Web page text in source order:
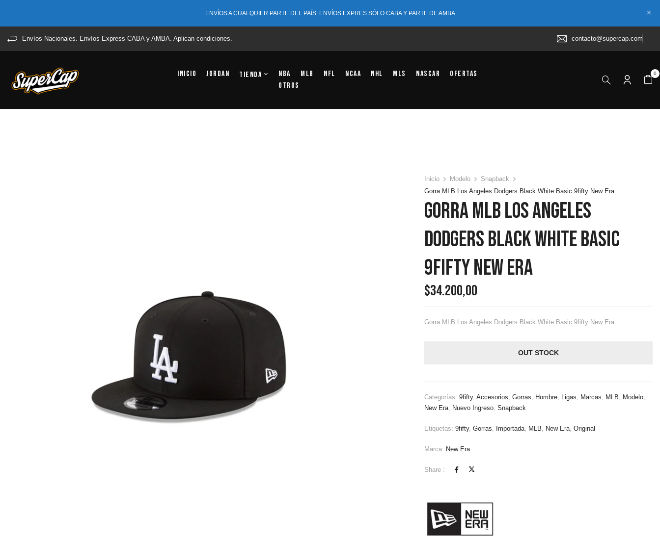
ENVÍOS A CUALQUIER PARTE DEL PAÍS. ENVÍOS EXPRES SÓLO CABA Y PARTE DE AMBA
Envíos Nacionales. Envíos Express CABA y AMBA. Aplican condiciones. contacto@supercap.com
Inicio Jordan Tienda NBA MLB NFL NCAA NHL MLS NASCAR
Ofertas
OTROS
0
Inicio Modelo
Snapback
Gorra MLB Los Angeles Dodgers Black White Basic 9fifty New Era
Gorra MLB Los Angeles
Dodgers Black White Basic
9fifty New Era
$34.200,00
Gorra MLB Los Angeles Dodgers Black White Basic 9fifty New Era
OUT STOCK
Categorías: 9fifty, Accesorios Gorras Hombre, Ligas Marcas MLB Modelo,
New Era, Nuevo Ingreso, Snapback
Etiquetas: 9fifty, Gorras Importada, MLB New Era, Original
Marca: New Era
Share :